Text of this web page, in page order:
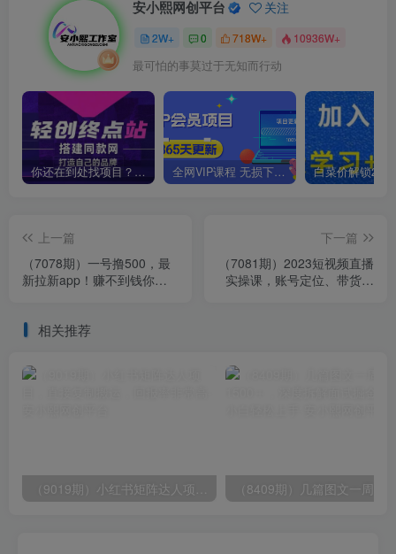
安小熙网创平台 关注
2W+ 0 718W+ 10936W+
最可怕的事莫过于无知而行动
你还在到处找项目？还在当韭菜？我靠卖项目一个月收入5万+，曾经我也是个失败者。 全网VIP课程 无损下载~
上一篇
（7078期）一号撸500，最
新拉新app！赚不到钱你来
下一篇
（7081期）2023短视频直播
实操课，账号定位、带货账
相关推荐